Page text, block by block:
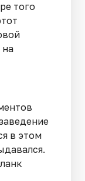
того
в этом